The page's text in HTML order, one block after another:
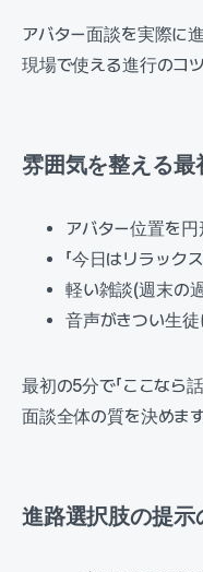
アバター面談を実際に進
現場で使える進行のコツ
雰囲気を整える最
アバター位置を円
「今日はリラック
軽い雑談(週末の
音声がきつい生
最初の5分で「ここなら
面談全体の質を決めます
進路選択肢の提示